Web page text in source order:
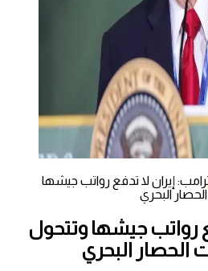
إيران لا تدفع رواتب جيشها
البحري
رواتب جيشها وتتحول
الحصار البحري